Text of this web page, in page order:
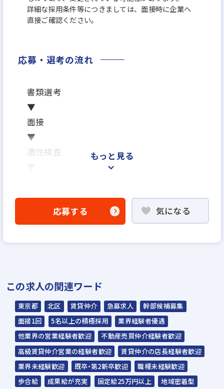
詳細な採用条件等につきましては、面接時に企業へ
直接ご確認ください。
応募・選考の流れ
書類選考
▼
面接
▼
適性検査
※面接は場合により2回になる可能性がござ
※ご応募から内定までの期間は、2週間～1ヶ
月を予定しています
野球部 テニス部 忘年表彰式
もっと見る
応募する 気になる
この求人の関連ワード
東京都 北区 賃貸仲介 急募求人
幹部候補募集
面接1回
5名以上の積極採用
業界経験者優遇
他業界の営業経験者歓迎
不動産売買仲介経験者歓迎
高級賃貸仲介営業の経験者歓迎
賃貸仲介の店長経験者歓迎
業界未経験歓迎
既卒・第2新卒歓迎
職種未経験歓迎
歩合給
成果給が充実 固定給25万円以上
地域密着型